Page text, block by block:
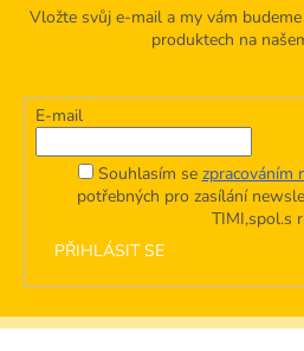
Vložte svůj e-mail a my vám
produktech na
E-mail
Souhlasím se zpracováním
potřebných pro zasílání
TIMI,spol.s
PŘIHLÁSIT SE
Z